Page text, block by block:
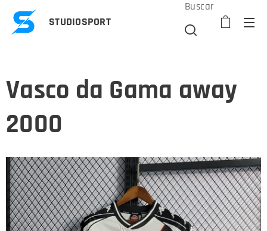
STUDIOSPORT
Buscar
Vasco da Gama away
2000